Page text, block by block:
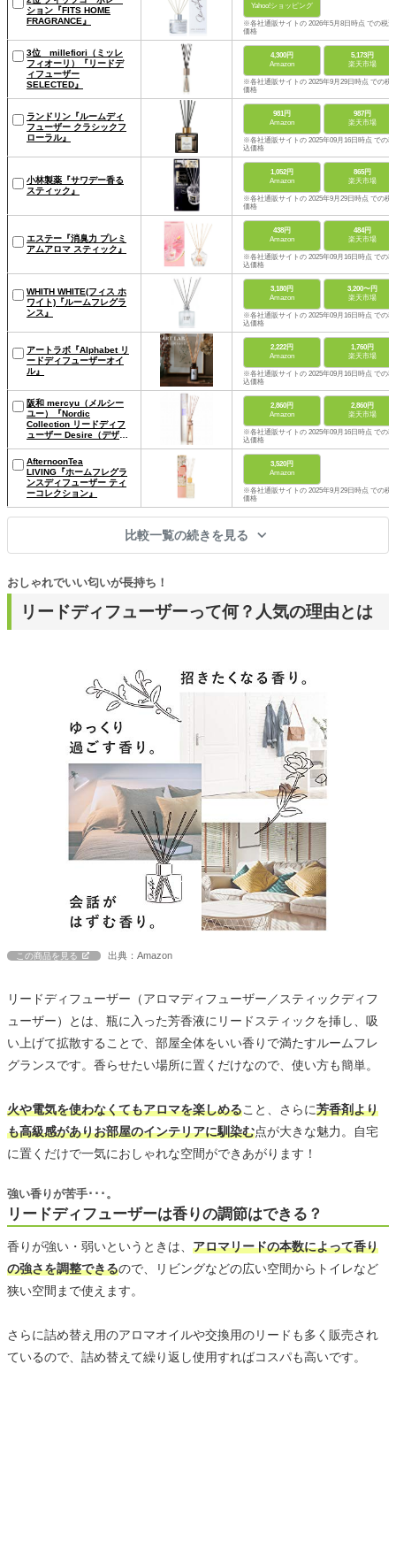
ション『FITS HOME
FRAGRANCE』
Yahoo!ショッピング
※各社通販サイトの 2026年5月8日時点 での税込
価格
3位 millefiori（ミッレ
フィオーリ）『リードデ
ィフューザー
SELECTED』
4,300円
Amazon
5,173円
楽天市場
※各社通販サイトの 2025年9月29日時点 での税
価格
ランドリン『ルームディ
フューザー クラシックフ
ローラル』
981円
Amazon
987円
楽天市場
※各社通販サイトの 2025年09月16日時点 での税
込価格
小林製薬『サワデー香る
スティック』
1,052円
Amazon
865円
楽天市場
※各社通販サイトの 2025年9月29日時点 での税
価格
エステー『消臭力 プレミ
アムアロマ スティック』
438円
Amazon
484円
楽天市場
※各社通販サイトの 2025年09月16日時点 での税
込価格
WHITH WHITE(フィス ホ
ワイト)『ルームフレグラ
ンス』
3,180円
Amazon
3,200〜円
楽天市場
※各社通販サイトの 2025年09月16日時点 での税
込価格
アートラボ『Alphabet リ
ードディフューザーオイ
ル』
2,222円
Amazon
1,760円
楽天市場
※各社通販サイトの 2025年09月16日時点 での税
込価格
阪和 mercyu（メルシー
ユー）『Nordic
Collection リードディフ
ューザー Desire（デザイ
2,860円
Amazon
2,860円
楽天市場
※各社通販サイトの 2025年09月16日時点 での税
込価格
AfternoonTea
LIVING『ホームフレグラ
ンスディフューザー ティ
ーコレクション』
3,520円
Amazon
※各社通販サイトの 2025年9月29日時点 での税
価格
比較一覧の続きを見る
リードディフューザーって何？人気の理由とは
おしゃれでいい匂いが長持ち！
この商品を見る 出典：Amazon
リードディフューザー（アロマディフューザー／スティックディフ
ューザー）とは、瓶に入った芳香液にリードスティックを挿し、吸
い上げて拡散することで、部屋全体をいい香りで満たすルームフレ
グランスです。香らせたい場所に置くだけなので、使い方も簡単。
火や電気を使わなくてもアロマを楽しめること、さらに芳香剤より
も高級感がありお部屋のインテリアに馴染む点が大きな魅力。自宅
に置くだけで一気におしゃれな空間ができあがります！
リードディフューザーは香りの調節はできる？
強い香りが苦手･･･。
香りが強い・弱いというときは、 アロマリードの本数によって香り
の強さを調整できるので、リビングなどの広い空間からトイレなど
狭い空間まで使えます。
さらに詰め替え用のアロマオイルや交換用のリードも多く販売され
ているので、詰め替えて繰り返し使用すればコスパも高いです。